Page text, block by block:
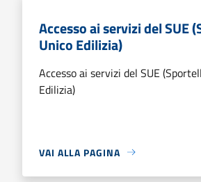
Accesso ai servizi del SUE
Unico Edilizia)
Accesso ai servizi del SUE
Edilizia)
VAI ALLA PAGINA